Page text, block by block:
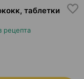
таблетки
рецепта